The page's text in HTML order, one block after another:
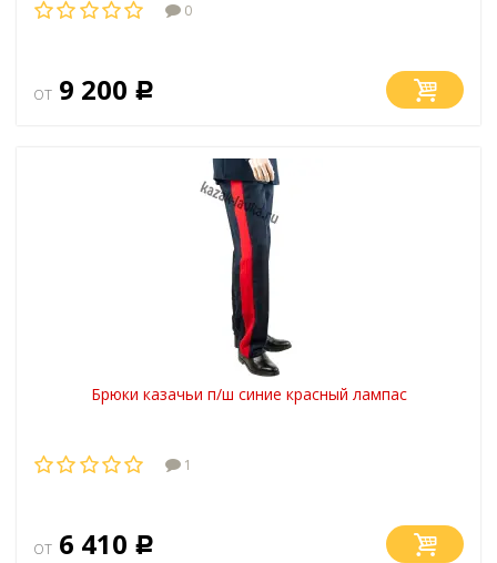
0
от 9 200 Р
Брюки казачьи п/ш синие красный лампас
1
от 6 410 Р